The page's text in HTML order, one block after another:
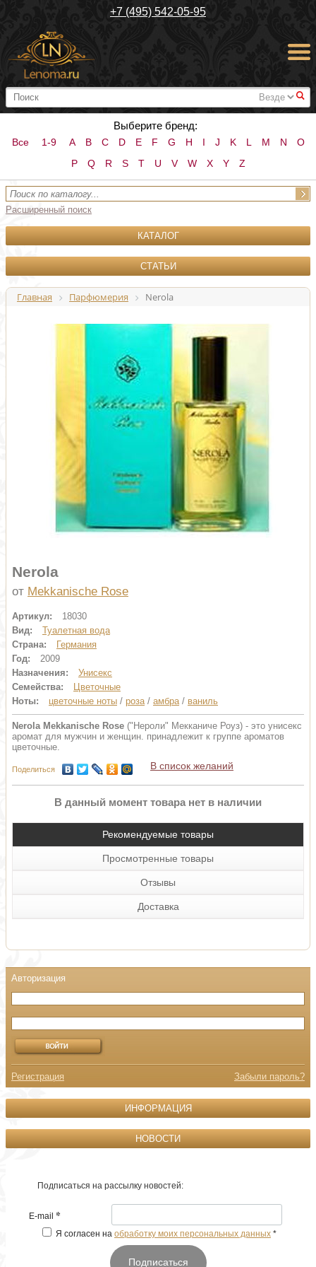
+7 (495) 542-05-95
#
Выберите бренд:
Все 1-9 A B C D E F G H I J K L M N
O
P
Q R S T U V W X Y Z
Расширенный поиск
КАТАЛОГ
СТАТЬИ
Главная Парфюмерия Nerola
Nerola
от Mekkanische Rose
Артикул:
18030
Вид:
Туалетная вода
Страна:
Германия
Год:
2009
Назначения:
Унисекс
Семейства:
Цветочные
Ноты:
цветочные ноты / роза/ амбра/ ваниль
Nerola Mekkanische Rose ("Нероли" Мекканиче Роуз) - это унисекс
аромат для мужчин и женщин. принадлежит к группе ароматов
цветочные.
Поделиться В список желаний
В данный момент товара нет в наличии
Рекомендуемые товары
Просмотренные товары
Отзывы
Доставка
Регистрация Забыли пароль?
ИНФОРМАЦИЯ
НОВОСТИ
Подписаться на рассылку новостей:
E-mail *
Я согласен на обработку моих персональных данных *
Подписаться